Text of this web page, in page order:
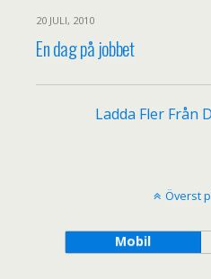
20 JULI, 2010
En dag på jobbet
Ladda Fler Från
Överst
Mobil